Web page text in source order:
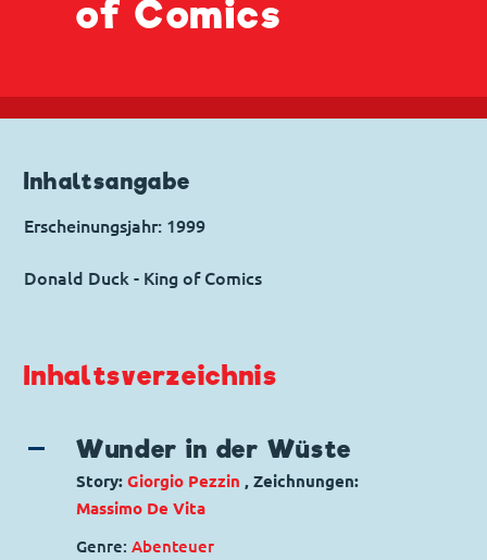
of Comics
Inhaltsangabe
Erscheinungsjahr: 1999
Donald Duck - King of Comics
Inhaltsverzeichnis
Wunder in der Wüste
Story:Giorgio Pezzin , Zeichnungen:
Massimo De Vita
Genre:Abenteuer